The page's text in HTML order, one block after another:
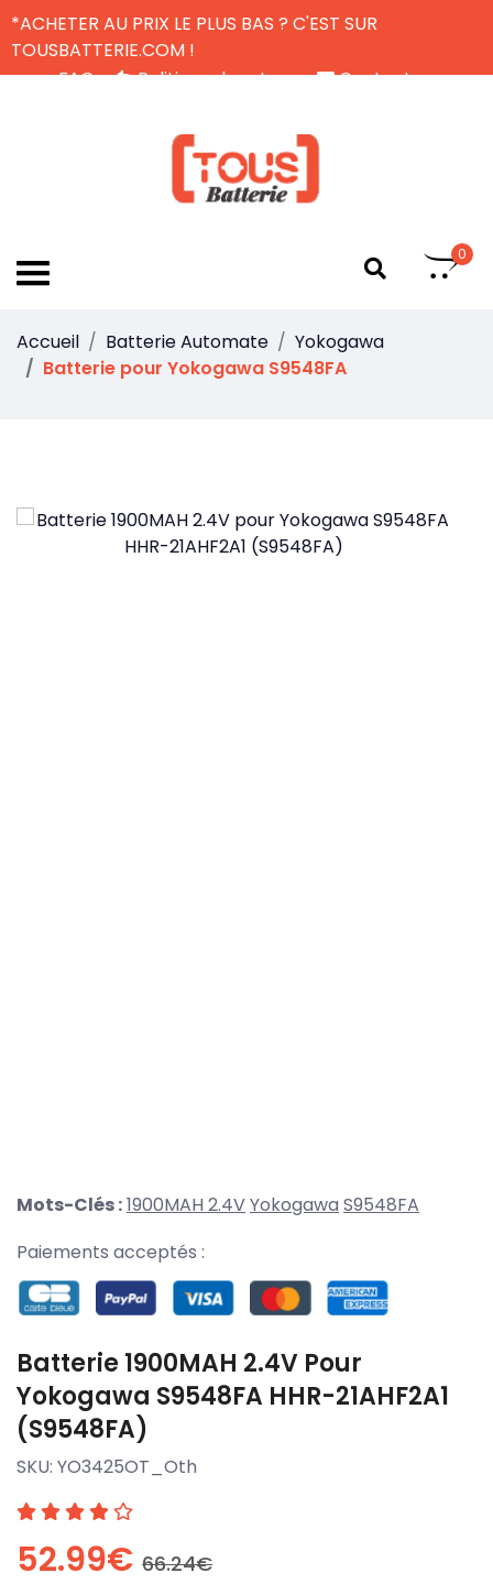
*ACHETER AU PRIX LE PLUS BAS ? C'EST SUR
TOUSBATTERIE.COM !
FAQ
Politique de retour
Contactez-nous
0
Accueil Batterie Automate
Yokogawa
Batterie pour Yokogawa S9548FA
Mots-Clés :1900MAH 2.4VYokogawa S9548FA
Paiements acceptés :
Batterie 1900MAH 2.4V Pour
Yokogawa S9548FA HHR-21AHF2A1
(S9548FA)
SKU: YO3425OT_Oth
52.99€ 66.24€